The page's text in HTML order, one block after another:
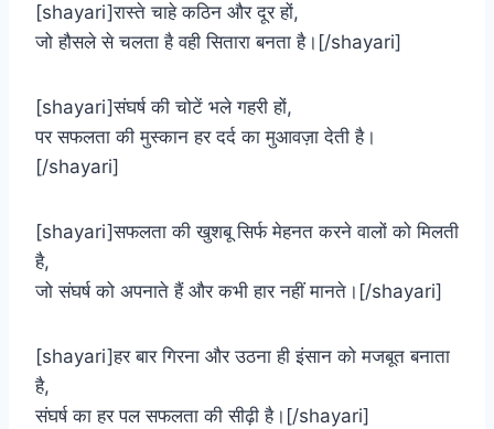
[shayari]रास्ते चाहे कठिन और दूर हों,
जो हौसले से चलता है वही सितारा बनता है।[/shayari]
[shayari]संघर्ष की चोटें भले गहरी हों,
पर सफलता की मुस्कान हर दर्द का मुआवज़ा देती है।
[/shayari]
[shayari]सफलता की खुशबू सिर्फ मेहनत करने वालों को मिलती
है,
जो संघर्ष को अपनाते हैं और कभी हार नहीं मानते।[/shayari]
[shayari]हर बार गिरना और उठना ही इंसान को मजबूत बनाता
है,
संघर्ष का हर पल सफलता की सीढ़ी है।[/shayari]